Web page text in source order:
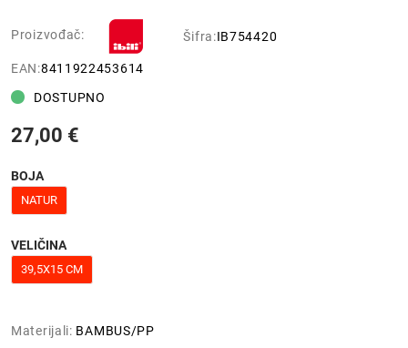
Proizvođač: Šifra:IB754420
EAN:8411922453614
DOSTUPNO
27,00 €
BOJA
NATUR
VELIČINA
39,5X15 CM
Materijali: BAMBUS/PP